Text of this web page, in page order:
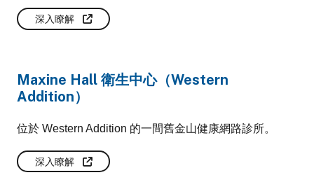
深入瞭解
Maxine Hall 衛生中心（Western
Addition）
位於 Western Addition 的一間舊金山健康網路診所。
深入瞭解